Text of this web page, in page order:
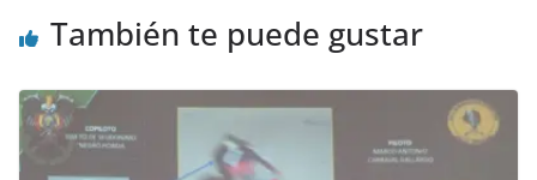
También te puede gustar